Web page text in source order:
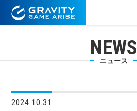
NEWS
ニュース
2024.10.31